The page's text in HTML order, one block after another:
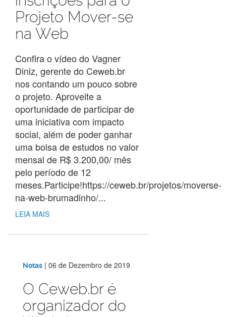
Projeto Mover-se
na Web
Confira o vídeo do Vagner
Diniz, gerente do Ceweb.br
nos contando um pouco sobre
o projeto. Aproveite a
oportunidade de participar de
uma iniciativa com impacto
social, além de poder ganhar
uma bolsa de estudos no valor
mensal de R$ 3.200,00/ mês
pelo período de 12
meses.Participe!https://ceweb.br/projetos/moverse-
na-web-brumadinho/...
LEIA MAIS
Notas | 06 de Dezembro de 2019
O Ceweb.br é
organizador do